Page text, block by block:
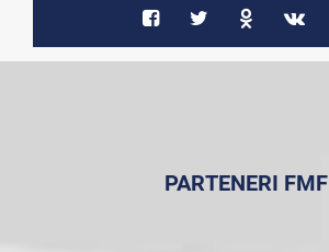
PARTENERI FMF